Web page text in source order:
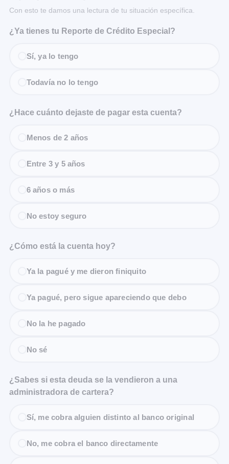
Con esto te damos una lectura de tu situación específica.
¿Ya tienes tu Reporte de Crédito Especial?
Sí, ya lo tengo
Todavía no lo tengo
¿Hace cuánto dejaste de pagar esta cuenta?
Menos de 2 años
Entre 3 y 5 años
6 años o más
No estoy seguro
¿Cómo está la cuenta hoy?
Ya la pagué y me dieron finiquito
Ya pagué, pero sigue apareciendo que debo
No la he pagado
No sé
¿Sabes si esta deuda se la vendieron a una
administradora de cartera?
Sí, me cobra alguien distinto al banco original
No, me cobra el banco directamente